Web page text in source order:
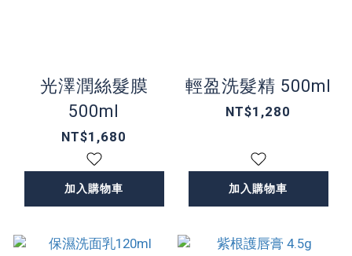
光澤潤絲髮膜
500ml
NT$1,680
加入購物車
輕盈洗髮精 500ml
NT$1,280
加入購物車